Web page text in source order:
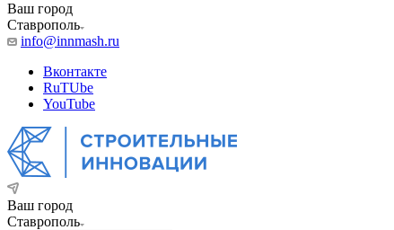
Ваш город
Ставрополь
info@innmash.ru
Вконтакте
RuTUbe
YouTube
Ваш город
Ставрополь